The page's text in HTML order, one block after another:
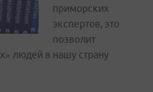
приморских
экспертов, это
позволит
людей в нашу страну